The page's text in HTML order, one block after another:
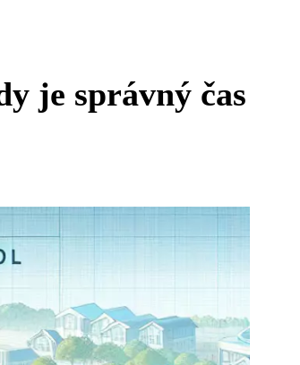
je správný čas